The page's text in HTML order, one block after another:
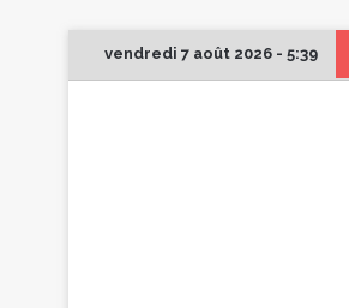
vendredi 7 août 2026 - 5:39